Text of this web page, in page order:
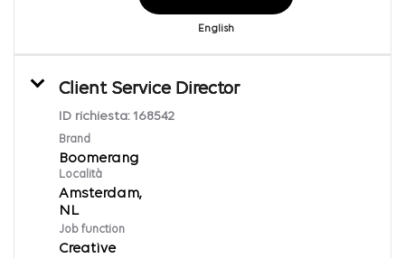
English
Client Service Director
ID richiesta: 168542
Brand
Boomerang
Località
Amsterdam,
Job function
Creative